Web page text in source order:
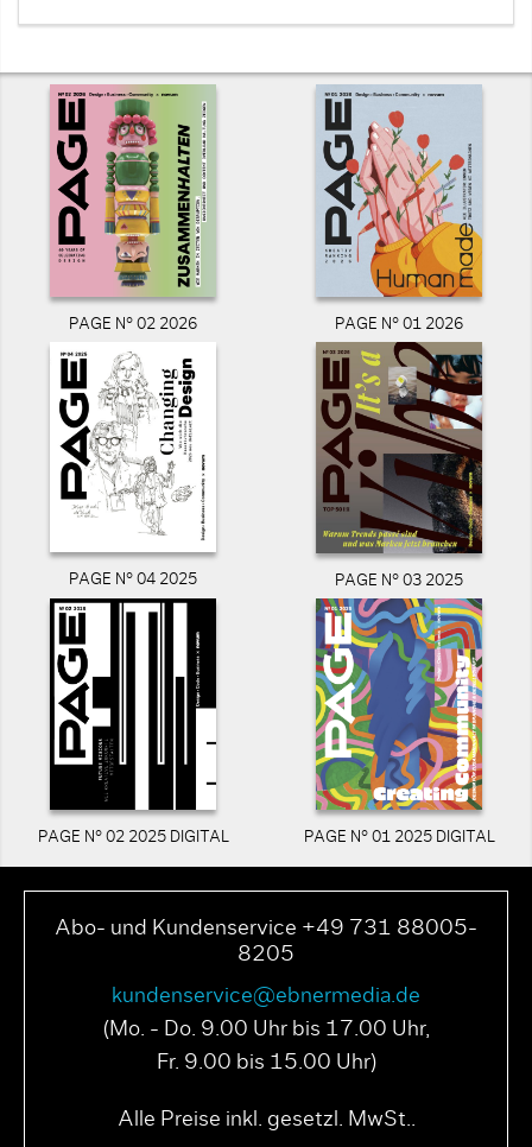
PAGE N° 02 2026 PAGE N° 01 2026
PAGE N° 04 2025 PAGE N° 03 2025
PAGE N° 02 2025 DIGITAL PAGE N° 01 2025 DIGITAL
Abo- und Kundenservice +49 731 88005-
8205
kundenservice@ebnermedia.de
(Mo. - Do. 9.00 Uhr bis 17.00 Uhr,
Fr. 9.00 bis 15.00 Uhr)
Alle Preise inkl. gesetzl. MwSt..